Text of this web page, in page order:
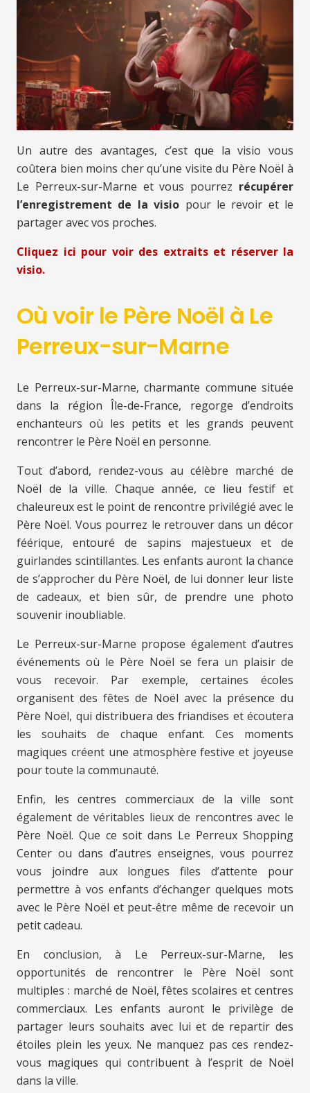
Un autre des avantages, c’est que la visio vous
coûtera bien moins cher qu’une visite du Père Noël à
Le Perreux-sur-Marne et vous pourrez récupérer
l’enregistrement de la visio pour le revoir et le
partager avec vos proches.
Cliquez ici pour voir des extraits et réserver la
visio.
Où voir le Père Noël à Le
Perreux-sur-Marne
Le Perreux-sur-Marne, charmante commune située
dans la région Île-de-France, regorge d’endroits
enchanteurs où les petits et les grands peuvent
rencontrer le Père Noël en personne.
Tout d’abord, rendez-vous au célèbre marché de
Noël de la ville. Chaque année, ce lieu festif et
chaleureux est le point de rencontre privilégié avec le
Père Noël. Vous pourrez le retrouver dans un décor
féérique, entouré de sapins majestueux et de
guirlandes scintillantes. Les enfants auront la chance
de s’approcher du Père Noël, de lui donner leur liste
de cadeaux, et bien sûr, de prendre une photo
souvenir inoubliable.
Le Perreux-sur-Marne propose également d’autres
événements où le Père Noël se fera un plaisir de
vous recevoir. Par exemple, certaines écoles
organisent des fêtes de Noël avec la présence du
Père Noël, qui distribuera des friandises et écoutera
les souhaits de chaque enfant. Ces moments
magiques créent une atmosphère festive et joyeuse
pour toute la communauté.
Enfin, les centres commerciaux de la ville sont
également de véritables lieux de rencontres avec le
Père Noël. Que ce soit dans Le Perreux Shopping
Center ou dans d’autres enseignes, vous pourrez
vous joindre aux longues files d’attente pour
permettre à vos enfants d’échanger quelques mots
avec le Père Noël et peut-être même de recevoir un
petit cadeau.
En conclusion, à Le Perreux-sur-Marne, les
opportunités de rencontrer le Père Noël sont
multiples : marché de Noël, fêtes scolaires et centres
commerciaux. Les enfants auront le privilège de
partager leurs souhaits avec lui et de repartir des
étoiles plein les yeux. Ne manquez pas ces rendez-
vous magiques qui contribuent à l’esprit de Noël
dans la ville.